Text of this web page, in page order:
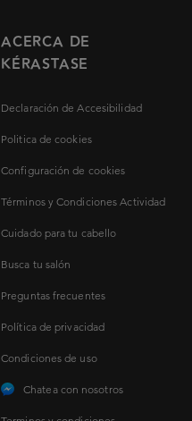
ACERCA DE
KÉRASTASE
Declaración de Accesibilidad
Politica de cookies
Configuración de cookies
Términos y Condiciones Actividad
Cuidado para tu cabello
Busca tu salón
Preguntas frecuentes
Política de privacidad
Condiciones de uso
Chatea con nosotros